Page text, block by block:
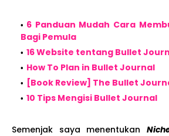
6 Panduan Mudah Cara
Bagi Pemula
16 Website tentang Bullet
How To Plan in Bullet Journal
[Book Review] The Bullet
10 Tips Mengisi Bullet Journal
Semenjak saya menentukan